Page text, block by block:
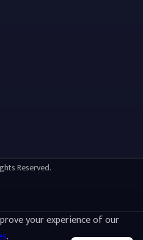
Reserved.
your experience of our
.